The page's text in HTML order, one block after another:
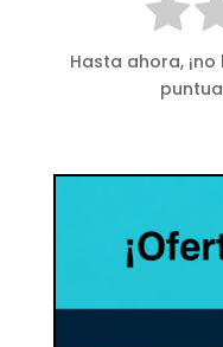
Hasta ahora,